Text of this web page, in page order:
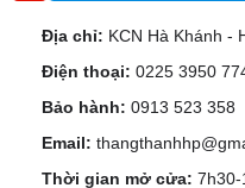
Địa chỉ: KCN Hà Khánh -
Điện thoại: 0225 3950
Bảo hành: 0913 523 358
Email:
Thời gian mở cửa: 7h30-